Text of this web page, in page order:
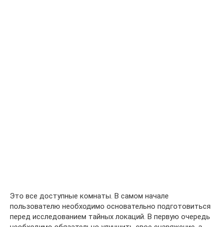
Это все доступные комнаты. В самом начале
пользователю необходимо основательно подготовиться
перед исследованием тайных локаций. В первую очередь